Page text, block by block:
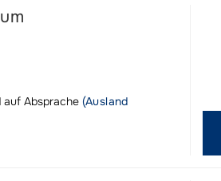
auf Absprache (Ausland